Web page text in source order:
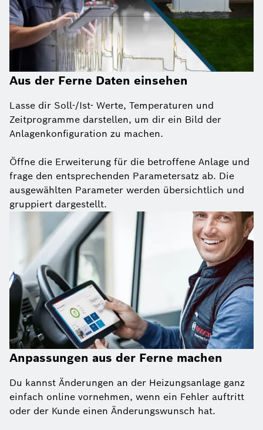
Aus der Ferne Daten einsehen
Lasse dir Soll-/Ist- Werte, Temperaturen und
Zeitprogramme darstellen, um dir ein Bild der
Anlagenkonfiguration zu machen.
Öffne die Erweiterung für die betroffene Anlage und
frage den entsprechenden Parametersatz ab. Die
ausgewählten Parameter werden übersichtlich und
gruppiert dargestellt.
Anpassungen aus der Ferne machen
Du kannst Änderungen an der Heizungsanlage ganz
einfach online vornehmen, wenn ein Fehler auftritt
oder der Kunde einen Änderungswunsch hat.